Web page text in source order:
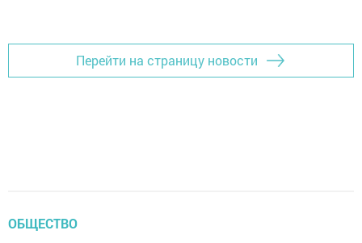
Перейти на страницу новости
ОБЩЕСТВО